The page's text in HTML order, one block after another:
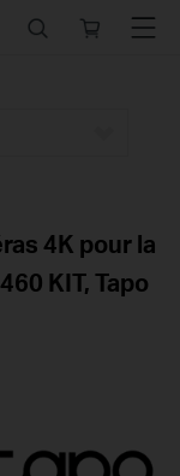
store
Menu
4K pour la
KIT, Tapo